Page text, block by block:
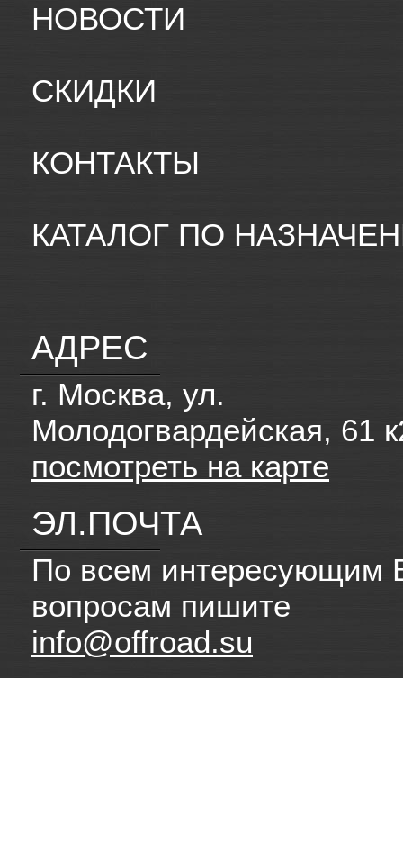
НОВОСТИ
СКИДКИ
КОНТАКТЫ
КАТАЛОГ ПО
АДРЕС
г. Москва, ул.
Молодогвардейская, 61
посмотреть на карте
ЭЛ.ПОЧТА
По всем интересующим
вопросам пишите
info@offroad.su